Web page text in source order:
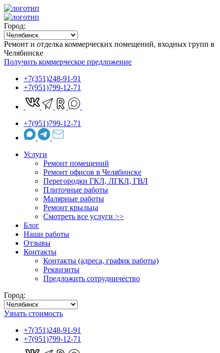
Город:
Ремонт и отделка коммерческих помещений, входных групп в
Челябинске
Получить коммерческое предложение
+7(351)248-91-91
+7(951)799-12-71
+7(951)799-12-71
Услуги
Ремонт помещений
Ремонт офисов в Челябинске
Перегородки ГКЛ, ЛГКЛ, ГВЛ
Плиточные работы
Малярные работы
Ремонт крыльца
Cмотреть все услуги >>
Блог
Наши работы
Отзывы
Контакты
Контакты (адреса, график работы)
Реквизиты
Предложить сотрудничество
Город:
Узнать стоимость
+7(351)248-91-91
+7(951)799-12-71